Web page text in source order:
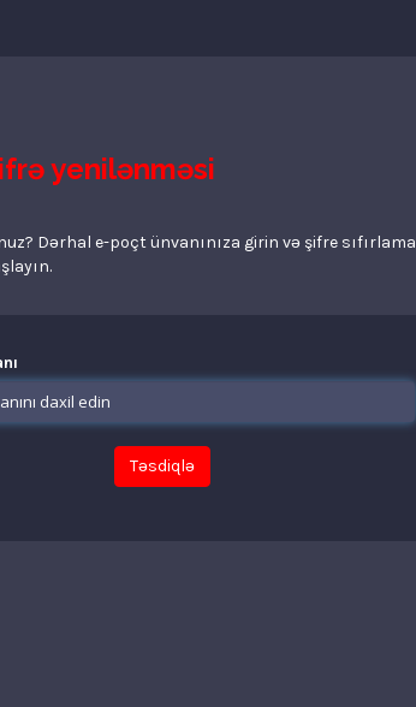
yenilənməsi
Dərhal e-poçt ünvanınıza girin və şifre sıfırlama
Təsdiqlə